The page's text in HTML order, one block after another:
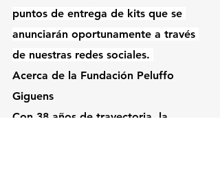
puntos de entrega de kits que se
anunciarán oportunamente a través
de nuestras redes sociales.
Acerca de la Fundación Peluffo
Giguens
Con 38 años de trayectoria, la